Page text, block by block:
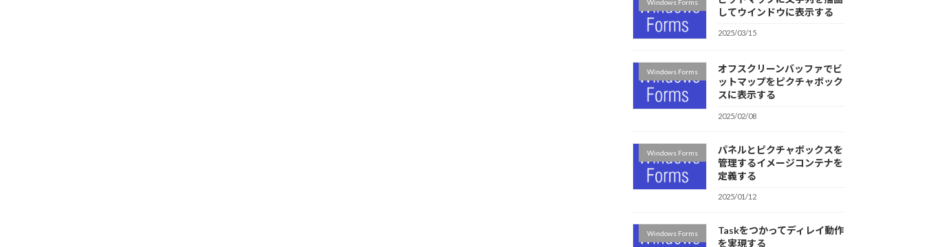
Windows Forms
してウインドウに表示する
2025/03/15
Windows Forms
オフスクリーンバッファでビ
ットマップをピクチャボック
スに表示する
2025/02/08
Windows Forms
パネルとピクチャボックスを
管理するイメージコンテナを
定義する
2025/01/12
Windows Forms
Taskをつかってディレイ動作
を実現する